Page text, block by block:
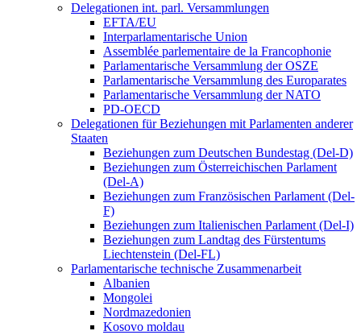
Delegationen int. parl. Versammlungen
EFTA/EU
Interparlamentarische Union
Assemblée parlementaire de la Francophonie
Parlamentarische Versammlung der OSZE
Parlamentarische Versammlung des Europarates
Parlamentarische Versammlung der NATO
PD-OECD
Delegationen für Beziehungen mit Parlamenten anderer
Staaten
Beziehungen zum Deutschen Bundestag (Del-D)
Beziehungen zum Österreichischen Parlament
(Del-A)
Beziehungen zum Französischen Parlament (Del-
F)
Beziehungen zum Italienischen Parlament (Del-I)
Beziehungen zum Landtag des Fürstentums
Liechtenstein (Del-FL)
Parlamentarische technische Zusammenarbeit
Albanien
Mongolei
Nordmazedonien
Kosovo moldau